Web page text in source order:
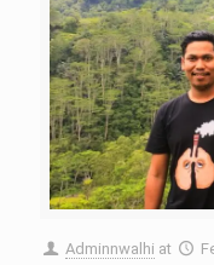
Adminnwalhi at